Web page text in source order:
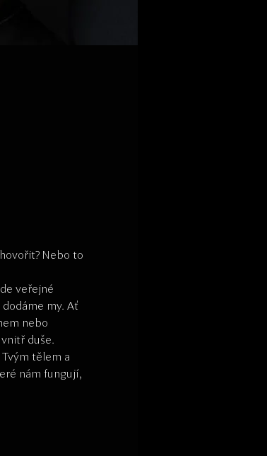
Nebo to
veřejné
my. Ať
nebo
duše.
tělem a
nám fungují,